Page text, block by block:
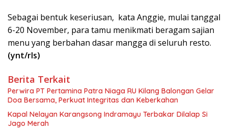
Sebagai bentuk keseriusan, kata Anggie, mulai tanggal
6-20 November, para tamu menikmati beragam sajian
menu yang berbahan dasar mangga di seluruh resto.
(ynt/rls)
Berita Terkait
Perwira PT Pertamina Patra Niaga RU Kilang Balongan Gelar
Doa Bersama, Perkuat Integritas dan Keberkahan
Kapal Nelayan Karangsong Indramayu Terbakar Dilalap Si
Jago Merah